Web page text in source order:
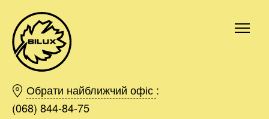
Обрати найближчий офіс :
(068) 844-84-75
Киев
Харьков
Одесса